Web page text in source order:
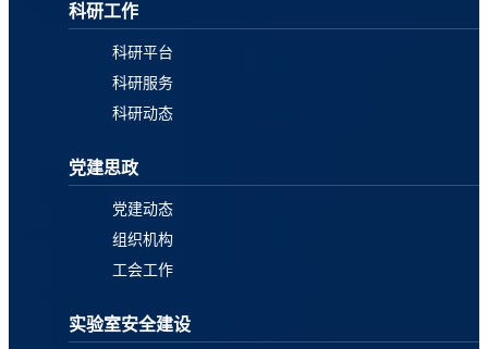
科研工作
科研平台
科研服务
科研动态
党建思政
党建动态
组织机构
工会工作
实验室安全建设